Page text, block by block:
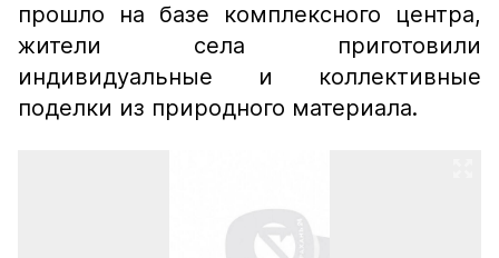
прошло на базе комплексного центра,
жители села приготовили
индивидуальные и коллективные
поделки из природного материала.